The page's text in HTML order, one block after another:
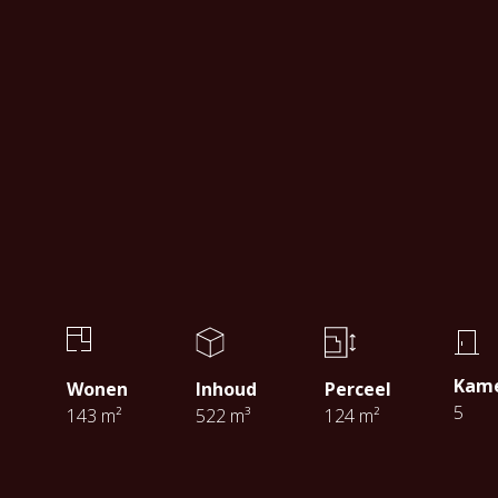
Wonen
143 m²
Inhoud
522 m³
Perceel
124 m²
5